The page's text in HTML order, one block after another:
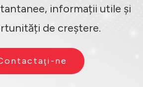
informații utile și
de creștere.
ne